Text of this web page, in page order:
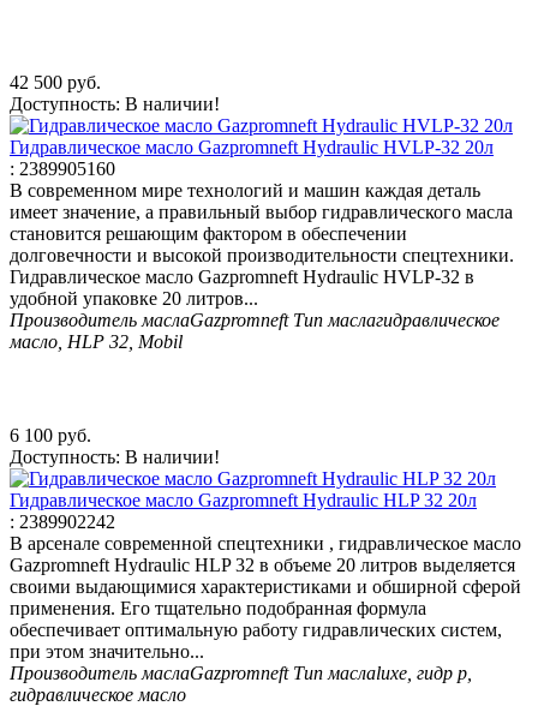
42 500 руб.
Доступность: В наличии!
Гидравлическое масло Gazpromneft Hydraulic HVLP-32 20л
: 2389905160
В современном мире технологий и машин каждая деталь
имеет значение, а правильный выбор гидравлического масла
становится решающим фактором в обеспечении
долговечности и высокой производительности спецтехники.
Гидравлическое масло Gazpromneft Hydraulic HVLP-32 в
удобной упаковке 20 литров...
Производитель маслаGazpromneft Тип маслагидравлическое
масло, HLP 32, Mobil
6 100 руб.
Доступность: В наличии!
Гидравлическое масло Gazpromneft Hydraulic HLP 32 20л
: 2389902242
В арсенале современной спецтехники , гидравлическое масло
Gazpromneft Hydraulic HLP 32 в объеме 20 литров выделяется
своими выдающимися характеристиками и обширной сферой
применения. Его тщательно подобранная формула
обеспечивает оптимальную работу гидравлических систем,
при этом значительно...
Производитель маслаGazpromneft Тип маслаluxe, гидр р,
гидравлическое масло